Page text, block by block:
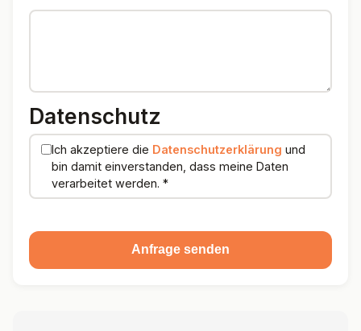
Datenschutz
Ich akzeptiere die Datenschutzerklärung und
bin damit einverstanden, dass meine Daten
verarbeitet werden.*
Anfrage senden